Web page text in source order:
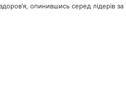
опинившись серед лідерів за